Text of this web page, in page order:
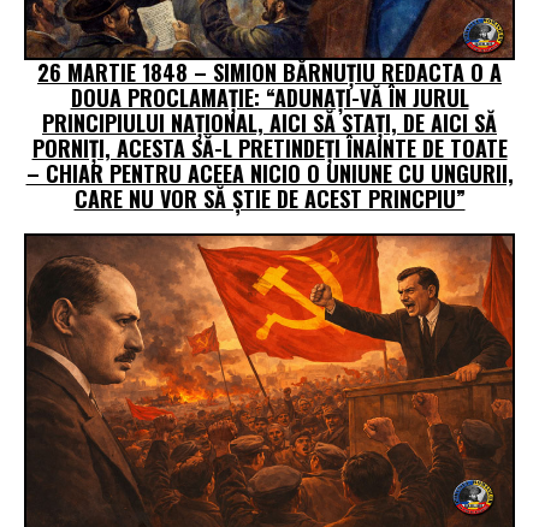
26 MARTIE 1848 – SIMION BĂRNUȚIU REDACTA O A
DOUA PROCLAMAȚIE: “ADUNAȚI-VĂ ÎN JURUL
PRINCIPIULUI NAȚIONAL, AICI SĂ STAȚI, DE AICI SĂ
PORNIȚI, ACESTA SĂ-L PRETINDEȚI ÎNAINTE DE TOATE
– CHIAR PENTRU ACEEA NICIO O UNIUNE CU UNGURII,
CARE NU VOR SĂ ȘTIE DE ACEST PRINCPIU”